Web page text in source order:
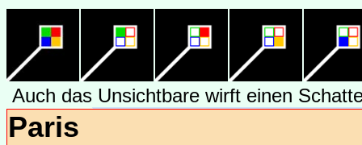
Paris
Auch das Unsichtbare wirft einen